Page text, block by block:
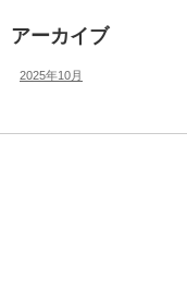
アーカイブ
2025年10月